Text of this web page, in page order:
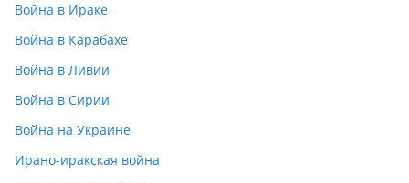
Война в Ираке
Война в Карабахе
Война в Ливии
Война в Сирии
Война на Украине
Ирано-иракская война